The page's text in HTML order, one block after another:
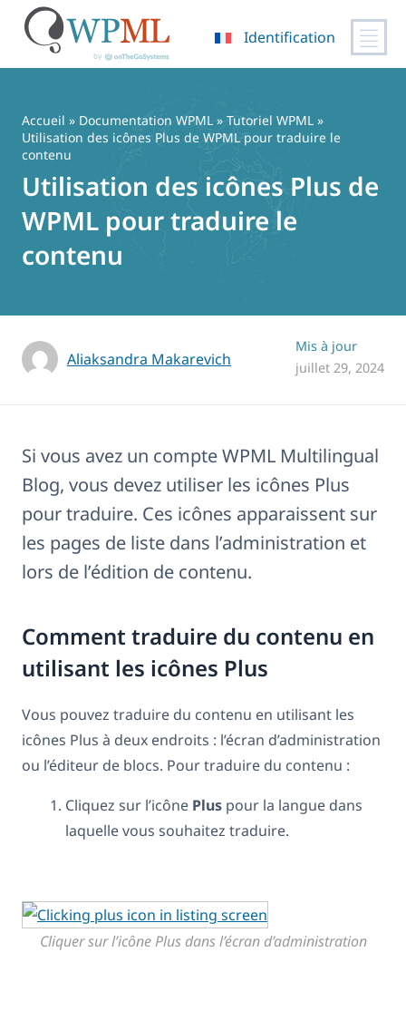
contenu
Identification
Accueil » Documentation WPML » Tutoriel WPML »
Utilisation des icônes Plus de WPML pour traduire le
contenu
Utilisation des icônes Plus de
WPML pour traduire le
contenu
Aliaksandra Makarevich
Mis à jour
juillet 29, 2024
Si vous avez un compte WPML Multilingual
Blog, vous devez utiliser les icônes Plus
pour traduire. Ces icônes apparaissent sur
les pages de liste dans l’administration et
lors de l’édition de contenu.
Comment traduire du contenu en
utilisant les icônes Plus
Vous pouvez traduire du contenu en utilisant les
icônes Plus à deux endroits : l’écran d’administration
ou l’éditeur de blocs. Pour traduire du contenu :
Cliquez sur l’icône Plus pour la langue dans
laquelle vous souhaitez traduire.
Cliquer sur l’icône Plus dans l’écran d’administration